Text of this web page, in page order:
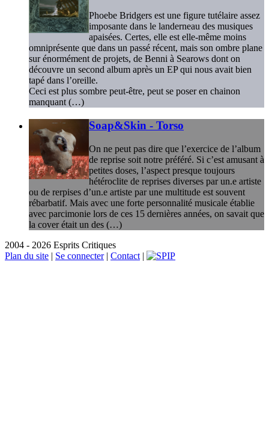
Phoebe Bridgers est une figure tutélaire assez
imposante dans le landerneau des musiques
apaisées. Certes, elle est elle-même moins
omniprésente que dans un passé récent, mais son ombre plane
sur énormément de projets, de Benni à Searows dont on
découvre un second album après un EP qui nous avait bien
tapé dans l’oreille.
Ceci est plus sombre peut-être, peut se poser en chainon
manquant (…)
Soap&Skin - Torso
On ne peut pas dire que l’exercice de l’album
de reprise soit notre préféré. Si c’est amusant à
petites doses, l’aspect presque toujours
hétéroclite de reprises diverses par un.e artiste
ou de rerpises d’un.e artiste par une multitude est souvent
rébarbatif. Mais avec une forte personnalité musicale établie
avec parcimonie lors de ces 15 dernières années, on savait que
la cover était un des (…)
2004 - 2026 Esprits Critiques
Plan du site | Se connecter| Contact |